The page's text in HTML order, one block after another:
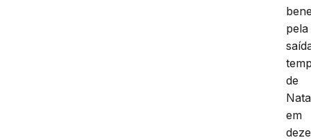
pela
de
em